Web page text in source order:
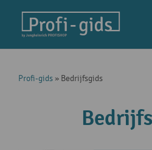
Profi-gids » Bedrijfsgids